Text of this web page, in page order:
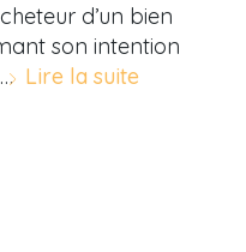
d’un bien
son intention
Lire la suite